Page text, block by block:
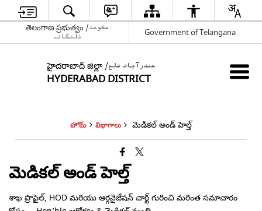
తెలంగాణ ప్రభుత్వం /حکومت
تلنگانہ
Government of Telangana
హైదరాబాద్ జిల్లా /حیدرآباد ضلع
HYDERABAD DISTRICT
హోమ్ విభాగాలు మెడికల్ అండ్ హెల్త్
మెడికల్ అండ్ హెల్త్
శాఖ ప్రొఫైల్, HOD మరియు ఆర్గనైజేషన్ చార్ట్ గురించి మరింత సమాచారం